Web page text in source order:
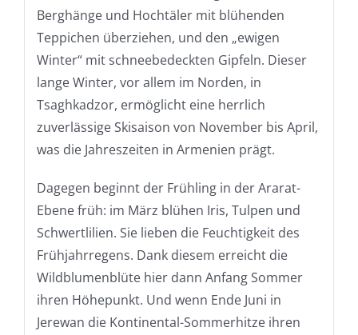
Berghänge und Hochtäler mit blühenden
Teppichen überziehen, und den „ewigen
Winter“ mit schneebedeckten Gipfeln. Dieser
lange Winter, vor allem im Norden, in
Tsaghkadzor, ermöglicht eine herrlich
zuverlässige Skisaison von November bis April,
was die Jahreszeiten in Armenien prägt.
Dagegen beginnt der Frühling in der Ararat-
Ebene früh: im März blühen Iris, Tulpen und
Schwertlilien. Sie lieben die Feuchtigkeit des
Frühjahrregens. Dank diesem erreicht die
Wildblumenblüte hier dann Anfang Sommer
ihren Höhepunkt. Und wenn Ende Juni in
Jerewan die Kontinental-Sommerhitze ihren